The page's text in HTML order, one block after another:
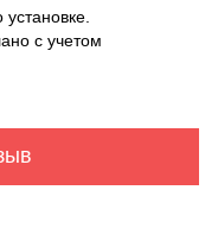
с учетом